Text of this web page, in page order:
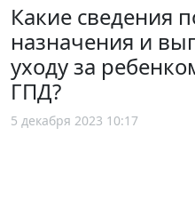
Какие сведения
назначения и
уходу за
ГПД?
5 декабря 2023 10:17